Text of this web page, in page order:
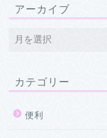
アーカイブ
カテゴリー
便利